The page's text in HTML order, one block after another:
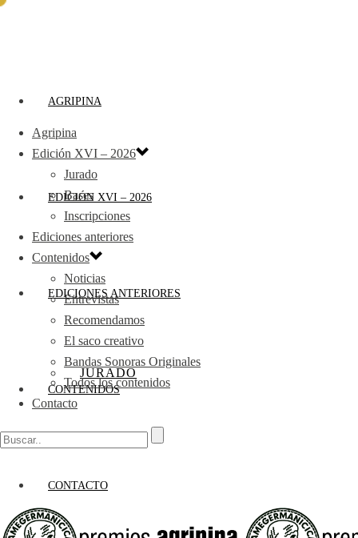
AGRIPINA
EDICIÓN XVI – 2026
JURADO
EDICIONES ANTERIORES
CONTENIDOS
CONTACTO
Agripina
Edición XVI – 2026
Jurado
Bases
Inscripciones
Ediciones anteriores
Contenidos
Noticias
Entrevistas
Recomendamos
El saco creativo
Bandas Sonoras Originales
Todos los contenidos
Contacto